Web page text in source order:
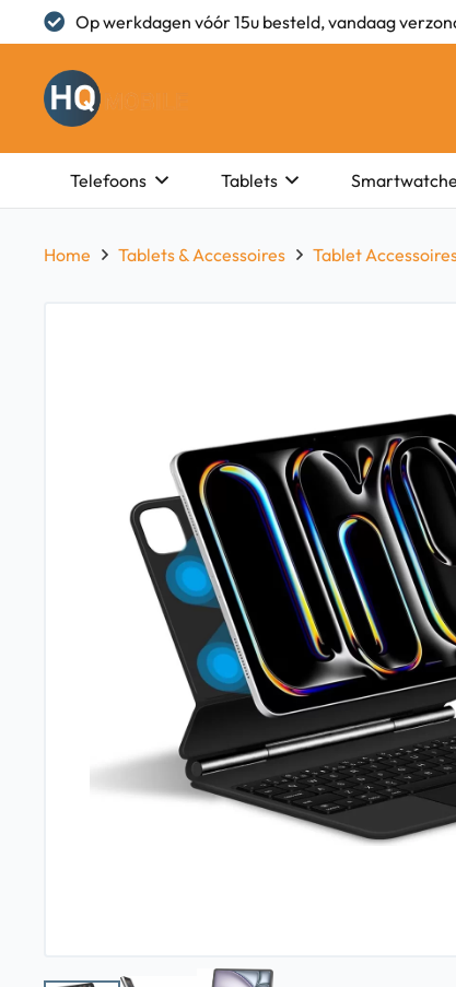
Op werkdagen vóór 15u besteld, vandaag
Telefoons Tablets
Home Tablets & Accessoires Tablet